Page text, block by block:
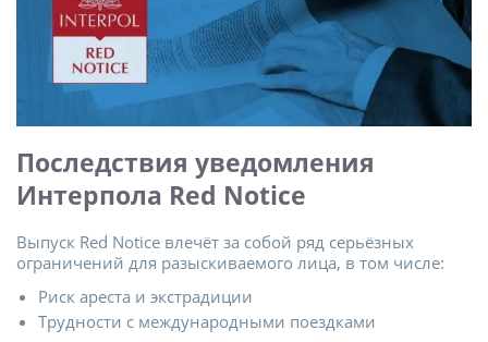
Последствия уведомления
Интерпола Red Notice
Выпуск Red Notice влечёт за собой ряд серьёзных
ограничений для разыскиваемого лица, в том числе:
Риск ареста и экстрадиции
Трудности с международными поездками